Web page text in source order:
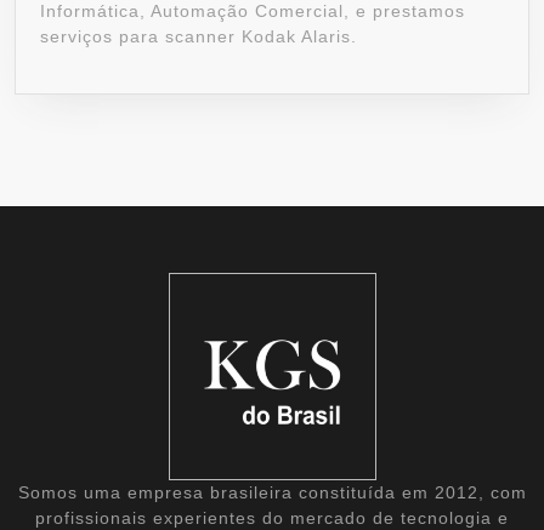
Informática, Automação Comercial, e prestamos
serviços para scanner Kodak Alaris.
Somos uma empresa brasileira constituída em 2012, com
profissionais experientes do mercado de tecnologia e